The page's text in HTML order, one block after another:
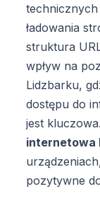
ładowania
struktura
wpływ na
Lidzbarku,
dostępu do
jest
internetowa
pozytywne